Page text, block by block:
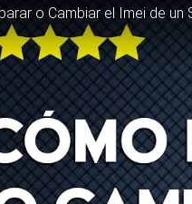
o Cambiar el Imei de